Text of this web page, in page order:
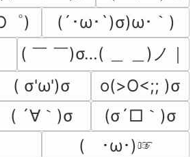
゜)
(´･ω･`)σ)ω･｀)
( ￣ ￣)σ…( ＿ ＿)ノ｜
( σ'ω')σ
o(>O<;; )σ
( ´∀｀)σ
(σ´□｀)σ
(　･ω･)☞